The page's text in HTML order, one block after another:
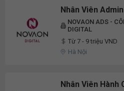
Nhân Viên Admin
NOVAON ADS -
DIGITAL
Từ 7 - 9 triệu VND
Hà Nội
Nhân Viên Hành